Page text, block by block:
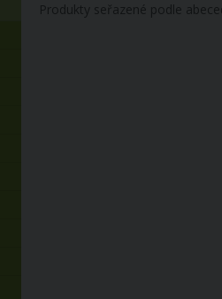
Produkty seřazené podle